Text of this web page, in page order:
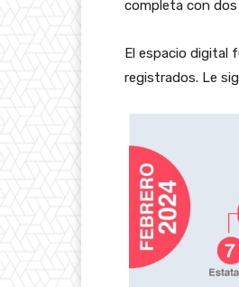
completa con
El espacio digital
registrados. Le